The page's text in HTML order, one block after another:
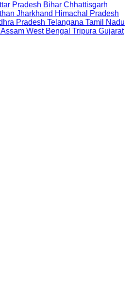
Pradesh Bihar Chhattisgarh
Jharkhand Himachal Pradesh
Pradesh Telangana Tamil Nadu
Assam West Bengal Tripura Gujarat